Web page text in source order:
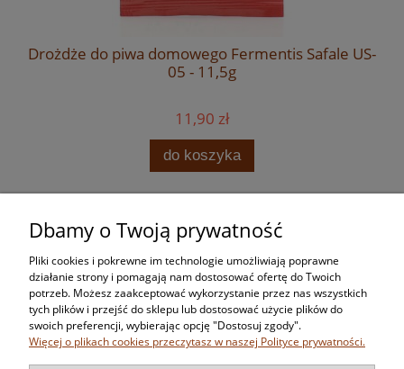
Drożdże do piwa domowego Fermentis Safale US-
05 - 11,5g
11,90 zł
do koszyka
Zakupy
Pomoc
Moje konto
Dbamy o Twoją prywatność
Pliki cookies i pokrewne im technologie umożliwiają poprawne
działanie strony i pomagają nam dostosować ofertę do Twoich
potrzeb. Możesz zaakceptować wykorzystanie przez nas wszystkich
tych plików i przejść do sklepu lub dostosować użycie plików do
swoich preferencji, wybierając opcję "Dostosuj zgody".
Więcej o plikach cookies przeczytasz w naszej Polityce prywatności.